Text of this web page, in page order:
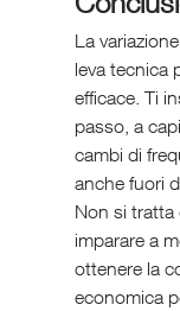
La
leva tecnica
efficace. Ti
passo, a
cambi di
anche fuori
Non si tratta
imparare a
ottenere la
economica